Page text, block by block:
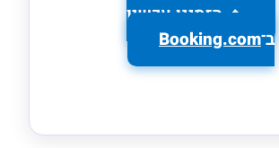
🔹 הזמינו עכשיו
ב־Booking.com